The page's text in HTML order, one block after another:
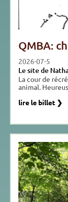
QMBA:
2026-07-5
Le site de
La cour de
animal.
lire le billet ❯